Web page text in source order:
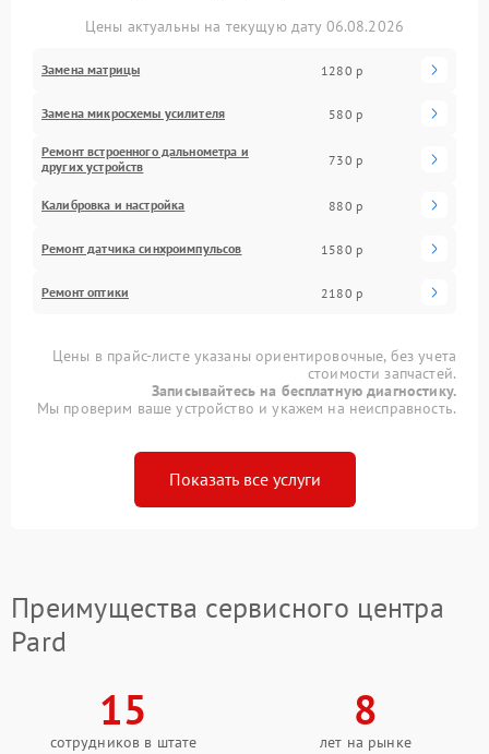
Цены актуальны на текущую дату 06.08.2026
Замена матрицы 1280 р
Замена микросхемы усилителя 580 р
Ремонт встроенного дальнометра и
других устройств
730 р
Калибровка и настройка 880 р
Ремонт датчика синхроимпульсов 1580 р
Ремонт оптики 2180 р
Цены в прайс-листе указаны ориентировочные, без учета
стоимости запчастей.
Записывайтесь на бесплатную диагностику.
Мы проверим ваше устройство и укажем на неисправность.
Показать все услуги
Преимущества сервисного центра
Pard
15
сотрудников в штате
8
лет на рынке